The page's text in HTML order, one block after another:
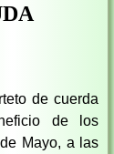
de cuerda
de los
Mayo, a las